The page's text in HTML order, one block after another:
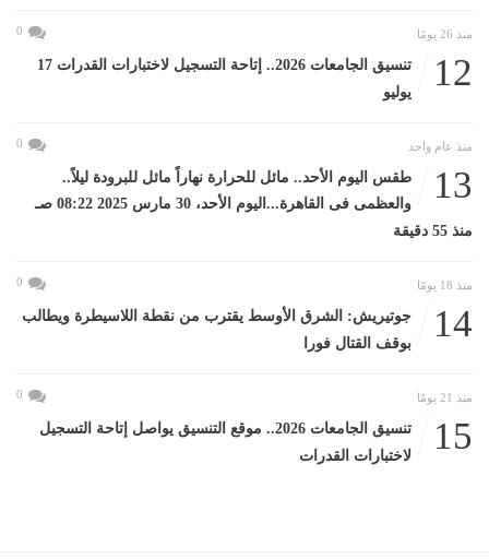
منذ 26 يومًا 0
12
تنسيق الجامعات 2026.. إتاحة التسجيل لاختبارات القدرات 17
يوليو
منذ عام واحد 0
13
طقس اليوم الأحد.. مائل للحرارة نهاراً مائل للبرودة ليلاً..
والعظمى فى القاهرة...اليوم الأحد، 30 مارس 2025 08:22 صـ
منذ 55 دقيقة
منذ 18 يومًا 0
14
جوتيريش: الشرق الأوسط يقترب من نقطة اللاسيطرة ويطالب
بوقف القتال فورا
منذ 21 يومًا 0
15
تنسيق الجامعات 2026.. موقع التنسيق يواصل إتاحة التسجيل
لاختبارات القدرات